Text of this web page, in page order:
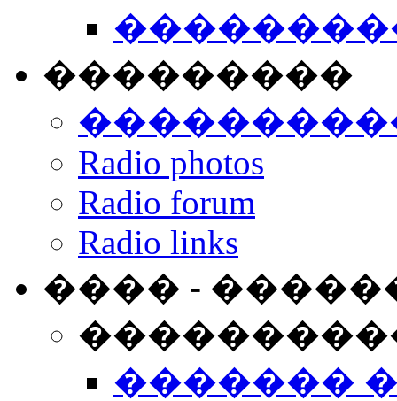
���������
Radio photos
Radio forum
Radio links
���� -
�������